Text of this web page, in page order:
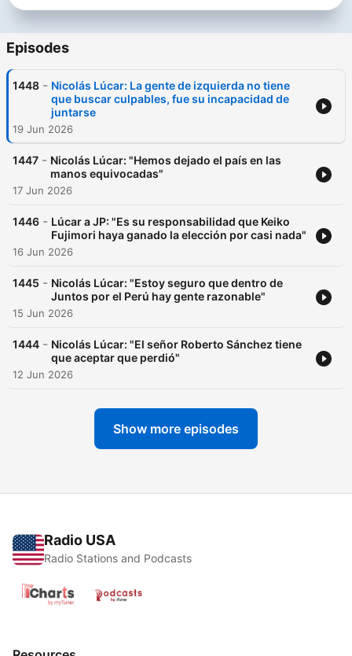
Episodes
1448 - Nicolás Lúcar: La gente de izquierda no tiene
que buscar culpables, fue su incapacidad de
juntarse
19 Jun 2026
1447 - Nicolás Lúcar: "Hemos dejado el país en las
manos equivocadas"
17 Jun 2026
1446 - Lúcar a JP: "Es su responsabilidad que Keiko
Fujimori haya ganado la elección por casi nada"
16 Jun 2026
1445 - Nicolás Lúcar: "Estoy seguro que dentro de
Juntos por el Perú hay gente razonable"
15 Jun 2026
1444 - Nicolás Lúcar: "El señor Roberto Sánchez tiene
que aceptar que perdió"
12 Jun 2026
Show more episodes
Radio USA
Radio Stations and Podcasts